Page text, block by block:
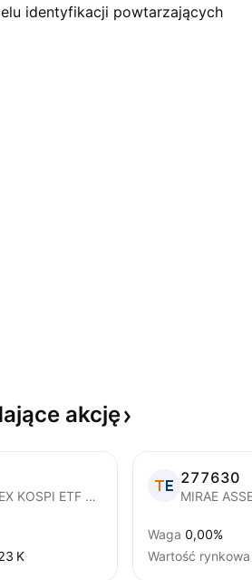
identyfikacji powtarzających
akcję
Samsung KODEX KOSPI ETF Units
K‬
277630
MIRAE
Waga 0,00%
Wartość rynkowa